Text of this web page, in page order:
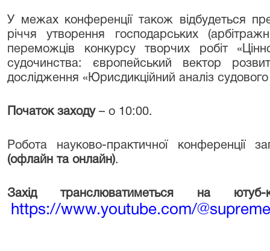
У межах конференції також відбудеться
річчя утворення господарських
переможців конкурсу творчих робіт
судочинства: європейський вектор
дослідження «Юрисдикційний аналіз
Початок заходу– о 10:00.
Робота науково-практичної конференції
(офлайн та онлайн).
Захід транслюватиметься на ютуб-
https://www.youtube.com/